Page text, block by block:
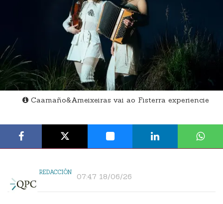
Caamaño&Ameixeiras vai ao Fisterra experiencie
REDACCIÓN 07:47 18/06/26